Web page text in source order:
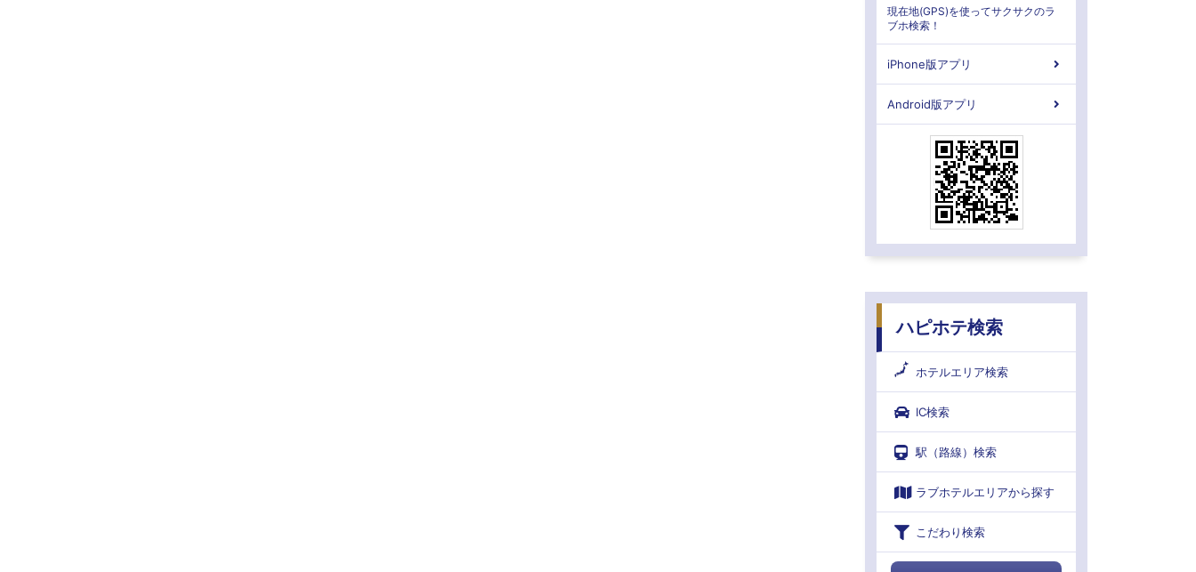
現在地(GPS)を使ってサクサクのラ
ブホ検索！
iPhone版アプリ
Android版アプリ
ハピホテ検索
ホテルエリア検索
IC検索
駅（路線）検索
ラブホテルエリアから探す
こだわり検索